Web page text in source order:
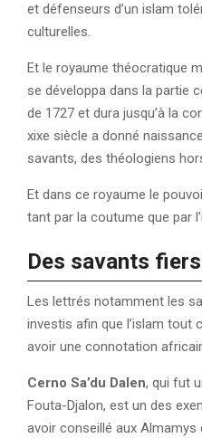
et défenseurs d’un islam
culturelles.
Et le royaume théocratique
se développa dans la partie
de 1727 et dura jusqu’à la
xixe siècle a donné
savants, des théologiens
Et dans ce royaume le
tant par la coutume que par
Des savants
Les lettrés notamment les
investis afin que l’islam tout
avoir une connotation
Cerno Sa’du Dalen, qui fut
Fouta-Djalon, est un des
avoir conseillé aux Almamys